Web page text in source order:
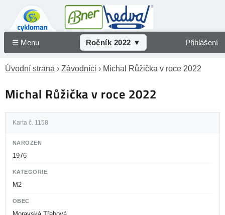
☰ Menu Ročník 2022 ▼ Přihlášení
Úvodní strana › Závodníci › Michal Růžička v roce 2022
Michal Růžička v roce 2022
Karta č. 1158
NAROZEN
1976
KATEGORIE
M2
OBEC